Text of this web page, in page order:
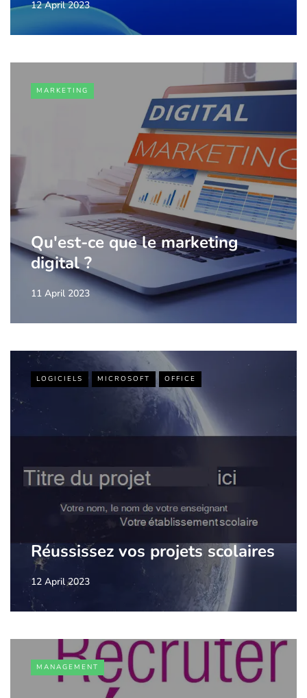
12 April 2023
MARKETING
Qu'est-ce que le marketing
digital ?
11 April 2023
LOGICIELS MICROSOFT OFFICE
Réussissez vos projets scolaires
12 April 2023
MANAGEMENT